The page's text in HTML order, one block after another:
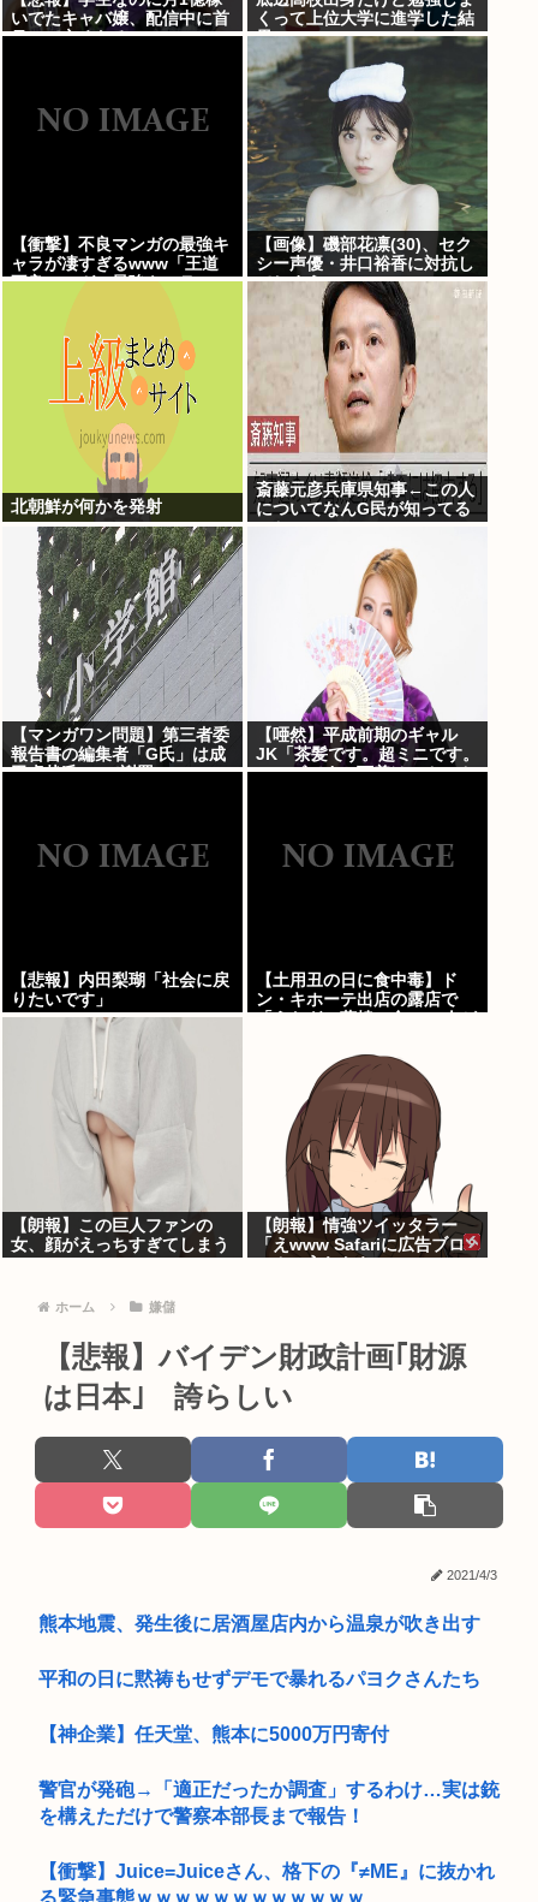
いでたキャバ嬢、配信中に首
吊って亡くなる
くって上位大学に進学した結
果w
【衝撃】不良マンガの最強キ
ャラが凄すぎるwww「王道
不良マンガの最強キャラTier
【画像】磯部花凛(30)、セク
シー声優・井口裕香に対抗し
てしまうwww
北朝鮮が何かを発射
斎藤元彦兵庫県知事←この人
についてなんG民が知ってる
【マンガワン問題】第三者委
報告書の編集者「G氏」は成
田卓哉氏...Xで謝罪
【唖然】平成前期のギャル
JK「茶髪です。超ミニです。
ルーズです。下着はテカテカ
【悲報】内田梨瑚「社会に戻
りたいです」
【土用丑の日に食中毒】ド
ン・キホーテ出店の露店で
【朗報】この巨人ファンの
女、顔がえっちすぎてしまう
【朗報】情強ツイッタラー
「えwww Safariに広告ブロ
ホーム 嫌儲
【悲報】バイデン財政計画｢財源
は日本｣ 誇らしい
2021/4/3
熊本地震、発生後に居酒屋店内から温泉が吹き出す
平和の日に黙祷もせずデモで暴れるパヨクさんたち
【神企業】任天堂、熊本に5000万円寄付
警官が発砲→「適正だったか調査」するわけ…実は銃
を構えただけで警察本部長まで報告！
【衝撃】Juice=Juiceさん、格下の『≠ME』に抜かれ
る緊急事態ｗｗｗｗｗｗｗｗｗｗｗｗ